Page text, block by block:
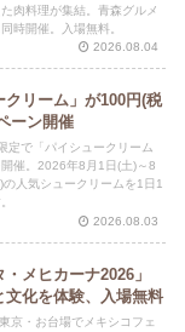
肉料理が集結。青森グルメ
時開催。入場無料。
2026.08.04
クリーム」が100円(税
ーン開催
定で「パイシュークリーム
催。2026年8月1日(土)～8
人気シュークリームを1日1
2026.08.03
メヒカーナ2026」
文化を体験、入場無料
京・お台場でメキシコフェ